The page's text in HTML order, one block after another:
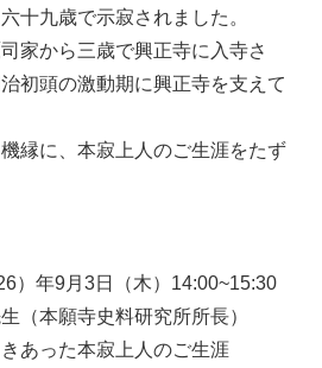
十九歳で示寂されました。
家から三歳で興正寺に入寺さ
初頭の激動期に興正寺を支えて
縁に、本寂上人のご生涯をたず
年9月3日（木）14:00~15:30
本願寺史料研究所所長）
った本寂上人のご生涯